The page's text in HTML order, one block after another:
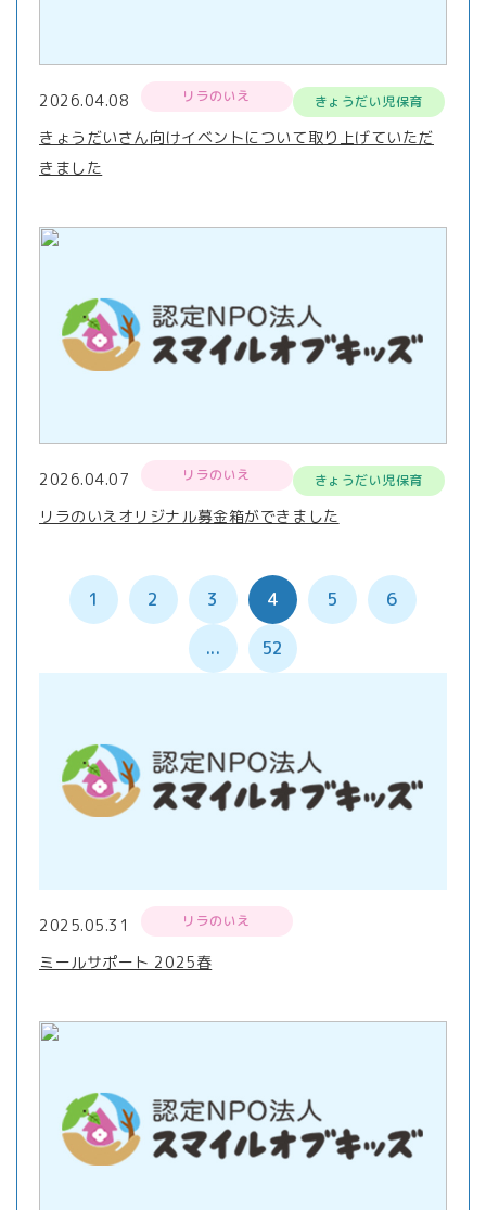
2026.04.08 リラのいえ きょうだい児保育
きょうだいさん向けイベントについて取り上げていただ
きました
2026.04.07 リラのいえ きょうだい児保育
リラのいえオリジナル募金箱ができました
1 2 3 4 5 6
... 52
2025.05.31 リラのいえ
ミールサポート 2025春